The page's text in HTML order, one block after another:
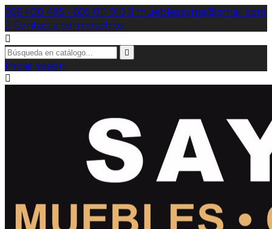
956 400 485 - 605 011 910  mueblesayma@gmail.com
 Contacte con nosotros


Iniciar sesión
